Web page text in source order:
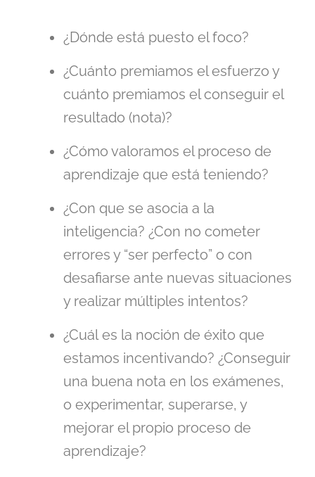
¿Dónde está puesto el foco?
¿Cuánto premiamos el esfuerzo y
cuánto premiamos el conseguir el
resultado (nota)?
¿Cómo valoramos el proceso de
aprendizaje que está teniendo?
¿Con que se asocia a la
inteligencia? ¿Con no cometer
errores y “ser perfecto” o con
desafiarse ante nuevas situaciones
y realizar múltiples intentos?
¿Cuál es la noción de éxito que
estamos incentivando? ¿Conseguir
una buena nota en los exámenes,
o experimentar, superarse, y
mejorar el propio proceso de
aprendizaje?